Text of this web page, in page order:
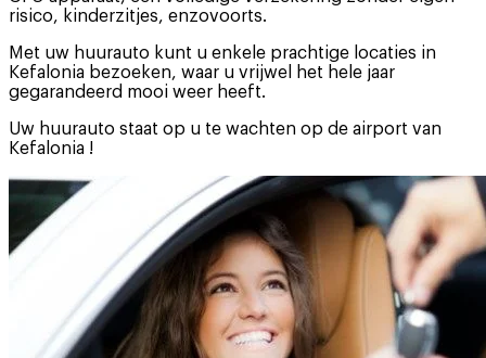
risico, kinderzitjes, enzovoorts.
Met uw huurauto kunt u enkele prachtige locaties in
Kefalonia bezoeken, waar u vrijwel het hele jaar
gegarandeerd mooi weer heeft.
Uw huurauto staat op u te wachten op de airport van
Kefalonia !